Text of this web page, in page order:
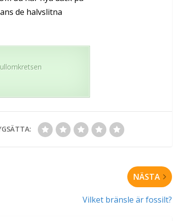
de halvslitna
NÄSTA
Vilket bränsle är fossilt?